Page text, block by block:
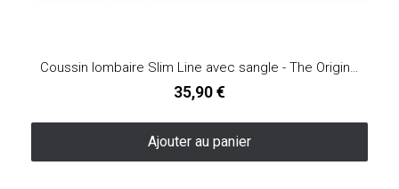
Coussin lombaire Slim Line avec sangle - The Original McKenzie®
35,90 €
Ajouter au panier